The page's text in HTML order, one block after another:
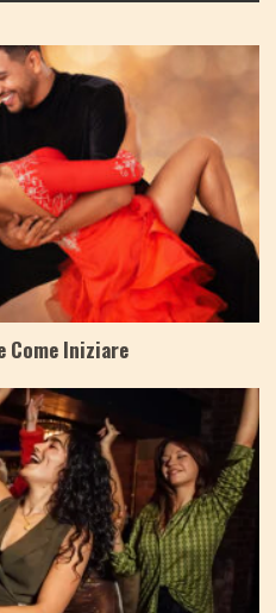
Come Iniziare